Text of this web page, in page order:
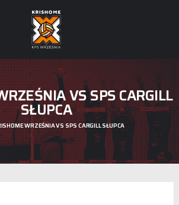
VS SPS CARGILL
SŁUPCA
WRZEŚNIA VS SPS CARGILL SŁUPCA